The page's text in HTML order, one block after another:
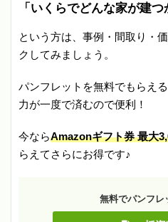
「いくらでどんな家が建つ
という方は、事例・間取り・
クしてみましょう。
パンフレットを無料でもらえ
力が一度で済むので便利！
今ならAmazonギフト券 最大
らえてさらにお得です♪
無料でパンフレ